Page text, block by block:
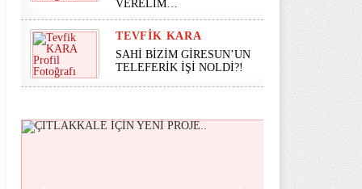
VERELİM…
TEVFIK KARA
SAHİ BİZİM GİRESUN’UN
TELEFERİK İŞİ NOLDİ?!